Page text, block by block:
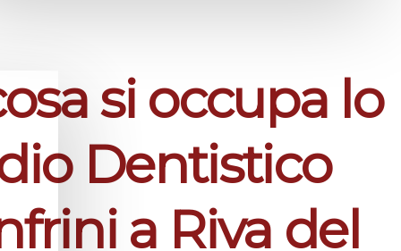
si occupa lo
Dentistico
a Riva del